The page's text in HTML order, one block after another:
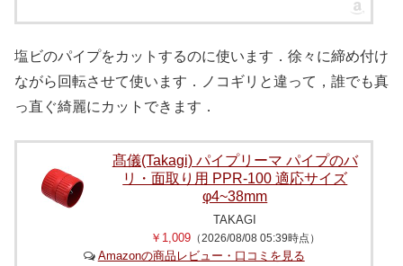
塩ビのパイプをカットするのに使います．徐々に締め付け
ながら回転させて使います．ノコギリと違って，誰でも真
っ直ぐ綺麗にカットできます．
髙儀(Takagi) パイプリーマ パイプのバ
リ・面取り用 PPR-100 適応サイズ
φ4~38mm
TAKAGI
￥1,009（2026/08/08 05:39時点）
Amazonの商品レビュー・口コミを見る